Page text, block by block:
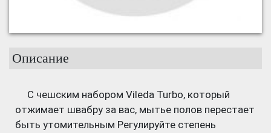
Описание
С чешским набором Vileda Turbo, который
отжимает швабру за вас, мытье полов перестает
быть утомительным Регулируйте степень